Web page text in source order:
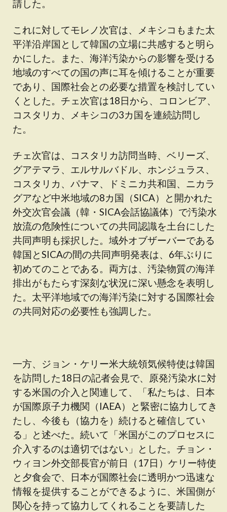
請した。
これに対してモレノ次官は、メキシコもまた太
平洋沿岸国として韓国の立場に共感すると明ら
かにした。また、海洋汚染からの影響を受ける
地域のすべての国の声に耳を傾けることが重要
であり、国際社会との必要な措置を検討してい
くとした。チェ次官は18日から、コロンビア、
コスタリカ、メキシコの3カ国を連続訪問し
た。
チェ次官は、コスタリカ訪問当時、ベリーズ、
グアテマラ、エルサルバドル、ホンジュラス、
コスタリカ、パナマ、ドミニカ共和国、ニカラ
グアなど中米地域の8カ国（SICA）と開かれた
外交次官会議（韓・SICA会話協議体）で汚染水
放流の危険性についての共同認識を土台にした
共同声明も採択した。域外オブザーバーである
韓国とSICAの間の共同声明発表は、6年ぶりに
初めてのことである。両方は、汚染物質の海洋
排出がもたらす深刻な状況に深い懸念を表明し
た。太平洋地域での海洋汚染に対する国際社会
の共同対応の必要性も強調した。
一方、ジョン・ケリー米大統領気候特使は韓国
を訪問した18日の記者会見で、原発汚染水に対
する米国の介入と関連して、「私たちは、日本
が国際原子力機関（IAEA）と緊密に協力してき
たし、今後も（協力を）続けると確信してい
る」と述べた。続いて「米国がこのプロセスに
介入するのは適切ではない」とした。チョン・
ウィヨン外交部長官が前日（17日）ケリー特使
と夕食会で、日本が国際社会に透明かつ迅速な
情報を提供することができるように、米国側が
関心を持って協力してくれることを要請した